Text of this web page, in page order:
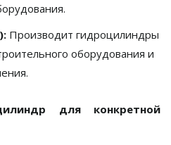
Производит гидроцилиндры
оборудования и
для конкретной